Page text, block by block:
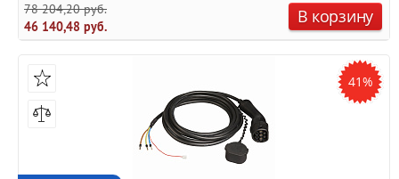
78 204,20 руб.
46 140,48 руб.
В корзину
41%